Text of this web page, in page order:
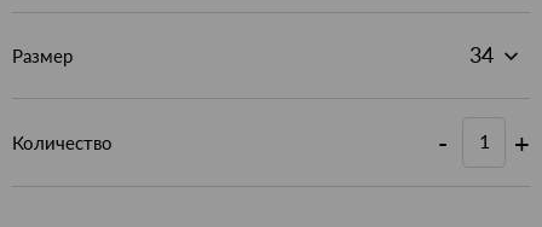
Размер
Количество - +